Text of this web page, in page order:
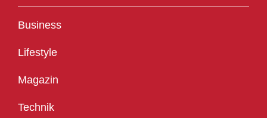
Business
Lifestyle
Magazin
Technik